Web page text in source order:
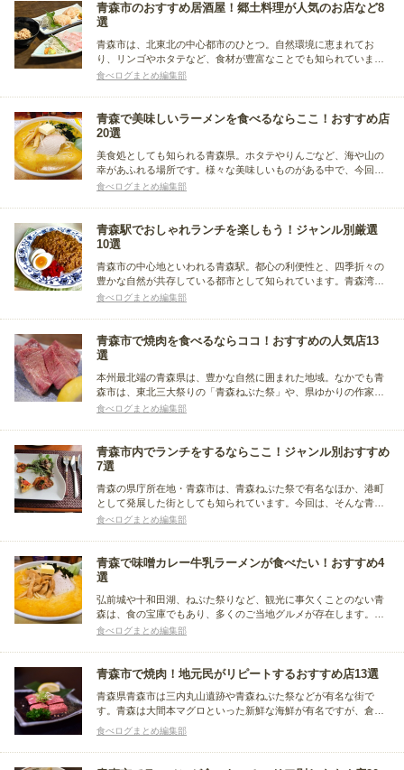
青森市のおすすめ居酒屋！郷土料理が人気のお店など8
選
青森市は、北東北の中心都市のひとつ。自然環境に恵まれてお
り、リンゴやホタテなど、食材が豊富なことでも知られていま
す。今回は、そんな青森市の人気居酒屋をまとめました。青森駅
食べログまとめ編集部
青森で美味しいラーメンを食べるならここ！おすすめ店
20選
美食処としても知られる青森県。ホタテやりんごなど、海や山の
幸があふれる場所です。様々な美味しいものがある中で、今回は
不動の人気を誇る、ラーメンの人気店を多数ご紹介！ご当地グル
た。
食べログまとめ編集部
青森駅でおしゃれランチを楽しもう！ジャンル別厳選
10選
青森市の中心地といわれる青森駅。都心の利便性と、四季折々の
豊かな自然が共存している都市として知られています。青森湾で
とれた新鮮な魚介など、グルメが豊富なことでも有名です。今回
食べログまとめ編集部
青森市で焼肉を食べるならココ！おすすめの人気店13
選
本州最北端の青森県は、豊かな自然に囲まれた地域。なかでも青
森市は、東北三大祭りの「青森ねぶた祭」や、県ゆかりの作家の
作品を展示する「青森県立美術館」で有名です。青森市は海が近
めました。
食べログまとめ編集部
青森市内でランチをするならここ！ジャンル別おすすめ
7選
青森の県庁所在地・青森市は、青森ねぶた祭で有名なほか、港町
として発展した街としても知られています。今回は、そんな青森
市内でランチにおすすめのお店をまとめました。青森県産の食材
食べログまとめ編集部
青森で味噌カレー牛乳ラーメンが食べたい！おすすめ4
選
弘前城や十和田湖、ねぶた祭りなど、観光に事欠くことのない青
森は、食の宝庫でもあり、多くのご当地グルメが存在します。中
でも「味噌カレー牛乳ラーメン」は、青森のソウルフードとして
食べログまとめ編集部
青森市で焼肉！地元民がリピートするおすすめ店13選
青森県青森市は三内丸山遺跡や青森ねぶた祭などが有名な街で
す。青森は大間本マグロといった新鮮な海鮮が有名ですが、倉石
牛や田子牛などの「あおもり牛」でも知られ、美味しい焼肉店も
揃っています。そこで今回は、ランチとディナーにわけて青森市
にあるおすすめの焼肉店をピックアップしてまとめました。
食べログまとめ編集部